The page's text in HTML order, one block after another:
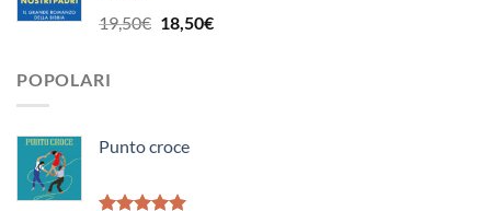
7,00€.6,70€.
19,50€ Il
18,50€Il
POPOLARI
Punto croce